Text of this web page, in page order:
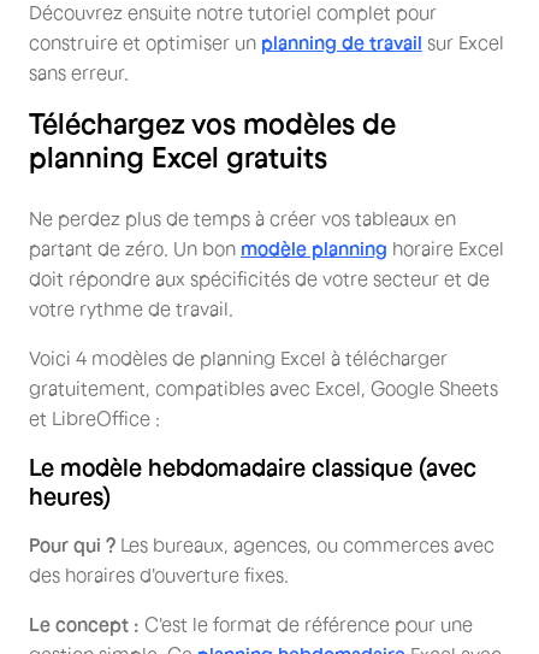
Découvrez ensuite notre tutoriel complet pour
construire et optimiser un planning de travail sur Excel
sans erreur.
Téléchargez vos modèles de
planning Excel gratuits
Ne perdez plus de temps à créer vos tableaux en
partant de zéro. Un bon modèle planning horaire Excel
doit répondre aux spécificités de votre secteur et de
votre rythme de travail.
Voici 4 modèles de planning Excel à télécharger
gratuitement, compatibles avec Excel, Google Sheets
et LibreOffice :
Le modèle hebdomadaire classique (avec
heures)
Pour qui ? Les bureaux, agences, ou commerces avec
des horaires d'ouverture fixes.
Le concept : C'est le format de référence pour une